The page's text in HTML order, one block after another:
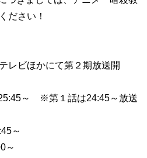
ださい！
レビほかにて第２期放送開
25:45～ ※第１話は24:45～放送
～
～